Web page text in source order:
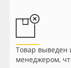
Доставка
Оплата
Листовые
Чернила
Товар выведен
менеджером,